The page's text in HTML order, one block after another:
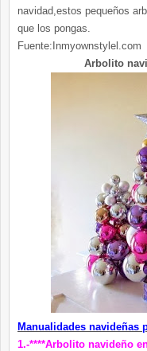
navidad,estos pequeños
que los pongas.
Fuente:Inmyownstylel.com
Arbolito
Manualidades navideñas
1.-****Arbolito navideño